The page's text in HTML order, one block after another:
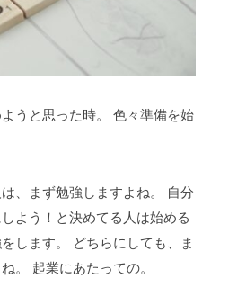
うと思った時。
色々準備を始
、まず勉強しますよね。
自分
よう！と決めてる人は始める
します。
どちらにしても、ま
。
起業にあたっての。